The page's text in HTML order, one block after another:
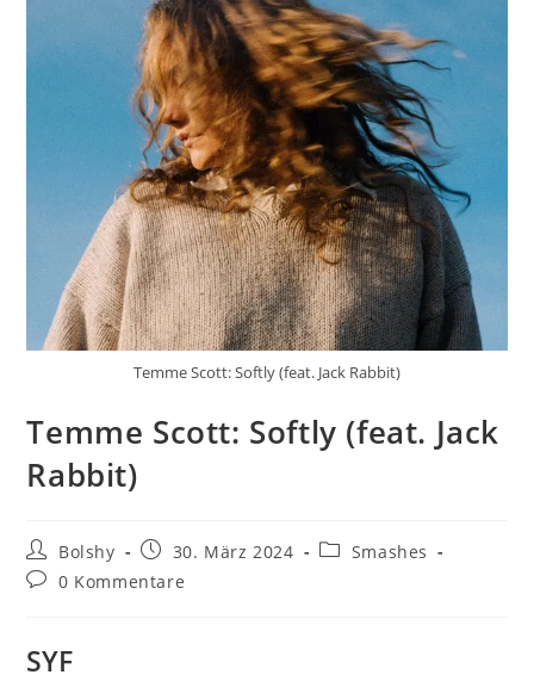
Temme Scott: Softly (feat. Jack Rabbit)
Temme Scott: Softly (feat. Jack
Rabbit)
Beitrags-
Autor:
Bolshy
Beitrag
veröffentlicht:
30. März 2024
Beitrags-
Smashes
Beitrags-
0 Kommentare
SYF